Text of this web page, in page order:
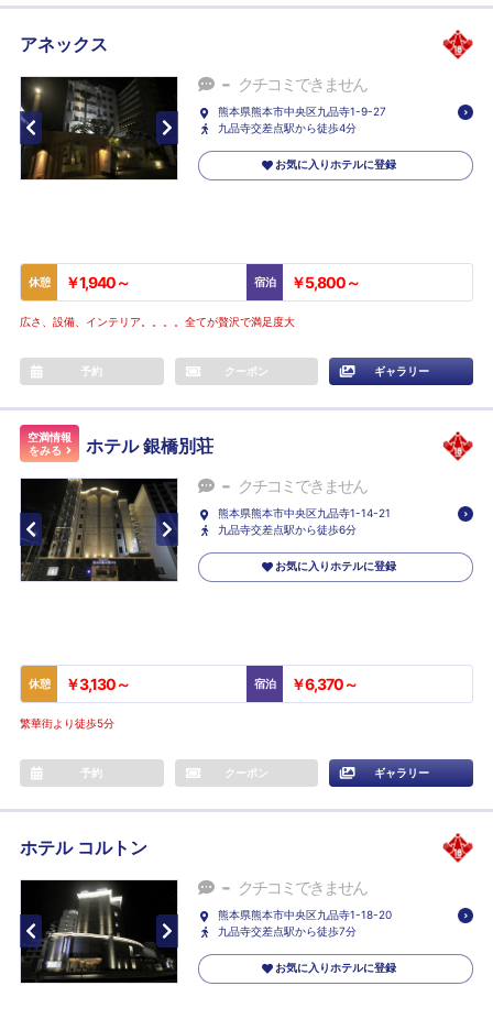
アネックス
- クチコミできません
熊本県熊本市中央区九品寺1-9-27
九品寺交差点駅から徒歩4分
お気に入りホテルに登録
休憩 ￥1,940～ 宿泊 ￥5,800～
広さ、設備、インテリア。。。。全てが贅沢で満足度大
予約 クーポン ギャラリー
空満情報
をみる
ホテル 銀橋別荘
- クチコミできません
熊本県熊本市中央区九品寺1-14-21
九品寺交差点駅から徒歩6分
お気に入りホテルに登録
休憩 ￥3,130～ 宿泊 ￥6,370～
繁華街より徒歩5分
予約 クーポン ギャラリー
ホテル コルトン
- クチコミできません
熊本県熊本市中央区九品寺1-18-20
九品寺交差点駅から徒歩7分
お気に入りホテルに登録